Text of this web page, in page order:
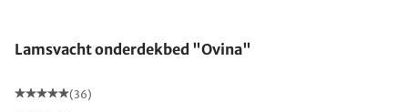
Lamsvacht onderdekbed "Ovina"
(36)